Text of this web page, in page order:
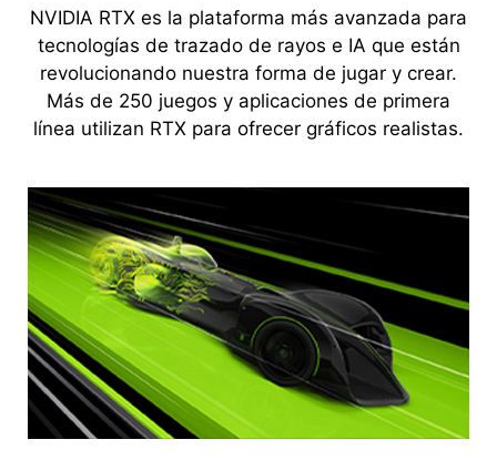
NVIDIA RTX es la plataforma más avanzada para
tecnologías de trazado de rayos e IA que están
revolucionando nuestra forma de jugar y crear.
Más de 250 juegos y aplicaciones de primera
línea utilizan RTX para ofrecer gráficos realistas.